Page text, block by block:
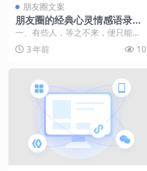
朋友圈文案
朋友圈的经典心灵情感语录，
看后觉得受益匪浅
一、有些人，等之不来，便只能离
开；有些东西，要之不得，便只能
放弃；有些过去，关于...
3 年前 10